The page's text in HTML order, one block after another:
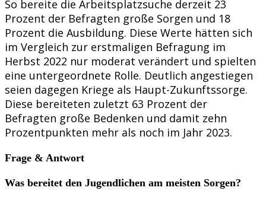
So bereite die Arbeitsplatzsuche derzeit 23
Prozent der Befragten große Sorgen und 18
Prozent die Ausbildung. Diese Werte hätten sich
im Vergleich zur erstmaligen Befragung im
Herbst 2022 nur moderat verändert und spielten
eine untergeordnete Rolle. Deutlich angestiegen
seien dagegen Kriege als Haupt-Zukunftssorge.
Diese bereiteten zuletzt 63 Prozent der
Befragten große Bedenken und damit zehn
Prozentpunkten mehr als noch im Jahr 2023.
Frage & Antwort
Was bereitet den Jugendlichen am meisten Sorgen?